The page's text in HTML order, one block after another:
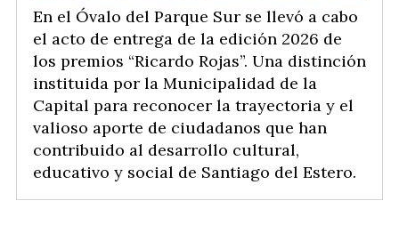
En el Óvalo del Parque Sur se llevó a cabo
el acto de entrega de la edición 2026 de
los premios “Ricardo Rojas”. Una distinción
instituida por la Municipalidad de la
Capital para reconocer la trayectoria y el
valioso aporte de ciudadanos que han
contribuido al desarrollo cultural,
educativo y social de Santiago del Estero.